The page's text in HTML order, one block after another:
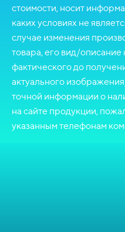
стоимости, носит
каких условиях не
случае изменения
товара, его вид/описание
фактического до
актуального
точной информации о
на сайте продукции,
указанным телефонам